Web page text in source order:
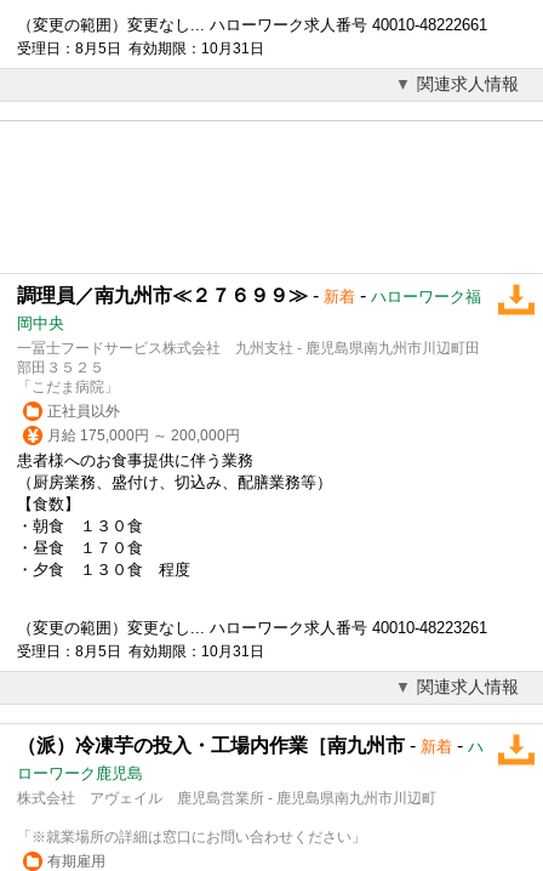
（変更の範囲）変更なし... ハローワーク求人番号 40010-48222661
受理日：8月5日 有効期限：10月31日
関連求人情報
調理員／南九州市≪２７６９９≫ - 新着 - ハローワーク福
岡中央
一冨士フードサービス株式会社 九州支社 - 鹿児島県南九州市川辺町田
部田３５２５
「こだま病院」
正社員以外
月給 175,000円 ～ 200,000円
患者様へのお食事提供に伴う業務
（厨房業務、盛付け、切込み、配膳業務等）
【食数】
・朝食 １３０食
・昼食 １７０食
・夕食 １３０食 程度
（変更の範囲）変更なし... ハローワーク求人番号 40010-48223261
受理日：8月5日 有効期限：10月31日
関連求人情報
（派）冷凍芋の投入・工場内作業［南九州市 - 新着 - ハ
ローワーク鹿児島
株式会社 アヴェイル 鹿児島営業所 - 鹿児島県南九州市川辺町
「※就業場所の詳細は窓口にお問い合わせください」
有期雇用